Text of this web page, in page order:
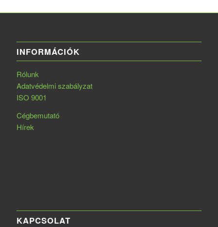
INFORMÁCIÓK
Rólunk
Adatvédelmi szabályzat
ISO 9001
Cégbemutató
Hírek
KAPCSOLAT